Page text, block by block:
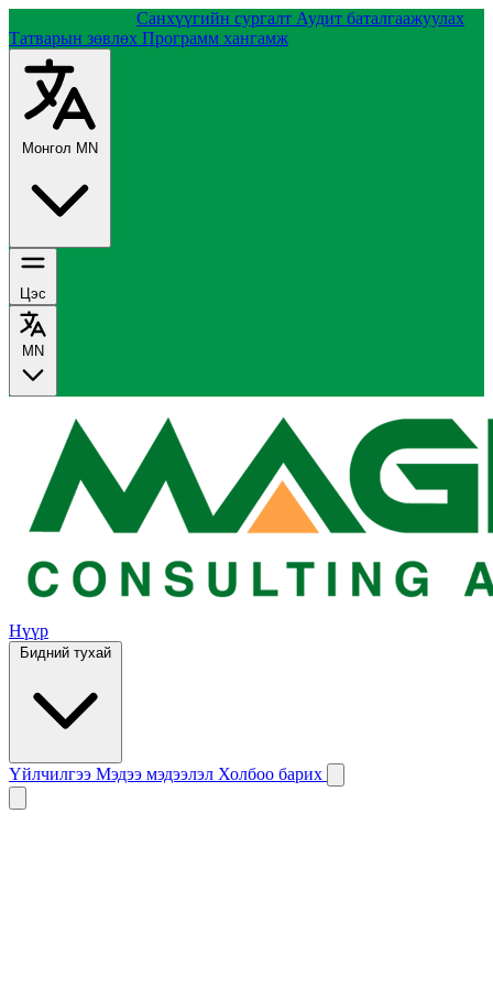
Санхүүгийн сургалт Аудит баталгаажуулах
Татварын зөвлөх Программ хангамж
Монгол MN
Цэс
MN
Нүүр
Бидний тухай
Үйлчилгээ Мэдээ мэдээлэл Холбоо барих